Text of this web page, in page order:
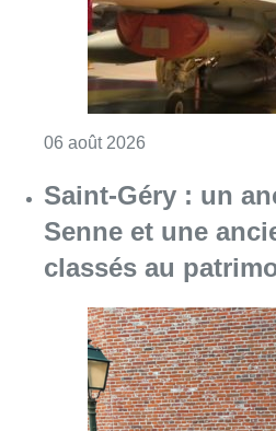
06 août 2026
Saint-Géry : un
Senne et une
classés au